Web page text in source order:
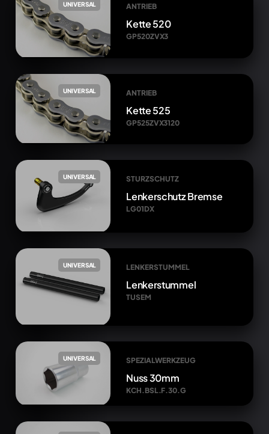
UNIVERSAL ANTRIEB
Kette 520
GP520ZVX3
UNIVERSAL ANTRIEB
Kette 525
GP525ZVX3120
UNIVERSAL STURZSCHUTZ
Lenkerschutz Bremse
LG01DX
UNIVERSAL LENKERSTUMMEL
Lenkerstummel
TUSEM
UNIVERSAL SPEZIALWERKZEUG
Nuss 30mm
KCH.BSL.F.30.G